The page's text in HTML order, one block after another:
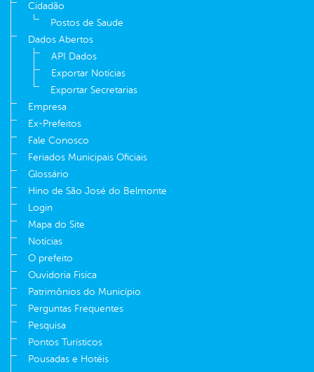
Cidadão
Postos de Saude
Dados Abertos
API Dados
Exportar Notícias
Exportar Secretarias
Empresa
Ex-Prefeitos
Fale Conosco
Feriados Municipais Oficiais
Glossário
Hino de São José do Belmonte
Login
Mapa do Site
Notícias
O prefeito
Ouvidoria Fisíca
Patrimônios do Município
Perguntas Frequentes
Pesquisa
Pontos Turísticos
Pousadas e Hotéis